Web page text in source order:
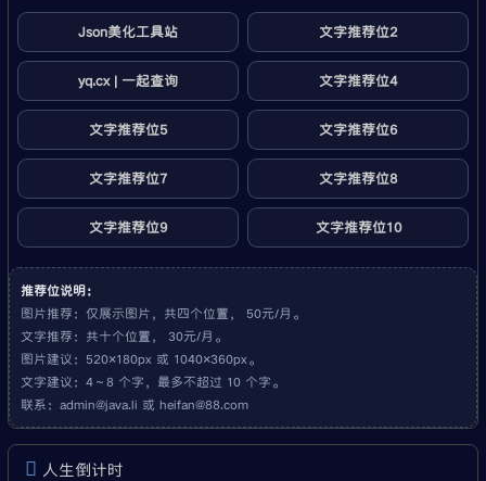
Json美化工具站 文字推荐位2
yq.cx | 一起查询 文字推荐位4
文字推荐位5 文字推荐位6
文字推荐位7 文字推荐位8
文字推荐位9 文字推荐位10
推荐位说明：
图片推荐：仅展示图片，共四个位置， 50元/月。
文字推荐：共十个位置， 30元/月。
图片建议：520×180px 或 1040×360px。
文字建议：4～8 个字，最多不超过 10 个字。
联系： admin@java.li 或 heifan@88.com
人生倒计时